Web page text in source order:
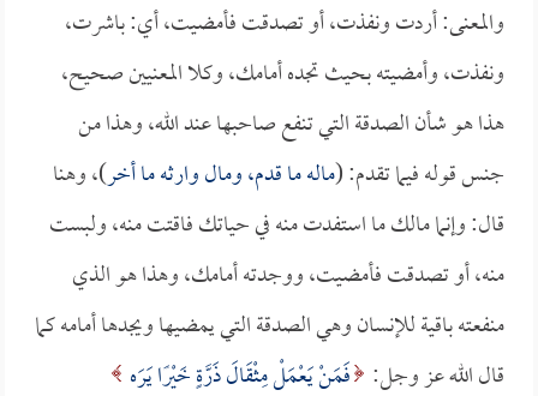
والمعنى: أردت ونفذت، أو تصدقت فأمضيت، أي: باشرت،
ونفذت، وأمضيته بحيث تجده أمامك، وكلا المعنيين صحيح،
هذا هو شأن الصدقة التي تنفع صاحبها عند الله، وهذا من
جنس قوله فيما تقدم: (ماله ما قدم، ومال وارثه ما أخر)، وهنا
قال: وإنما مالك ما استفدت منه في حياتك فاقتت منه، ولبست
منه، أو تصدقت فأمضيت، ووجدته أمامك، وهذا هو الذي
منفعته باقية للإنسان وهي الصدقة التي يمضيها ويجدها أمامه كما
قال الله عز وجل: فَمَنْ يَعْمَلْ مِثْقَالَ ذَرَّةٍ خَيْرًا يَرَه